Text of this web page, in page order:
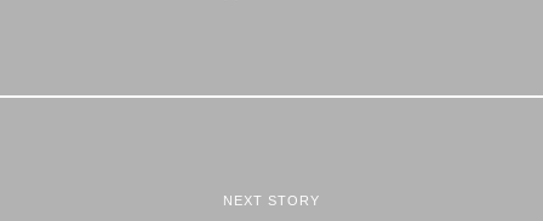
NEXT STORY